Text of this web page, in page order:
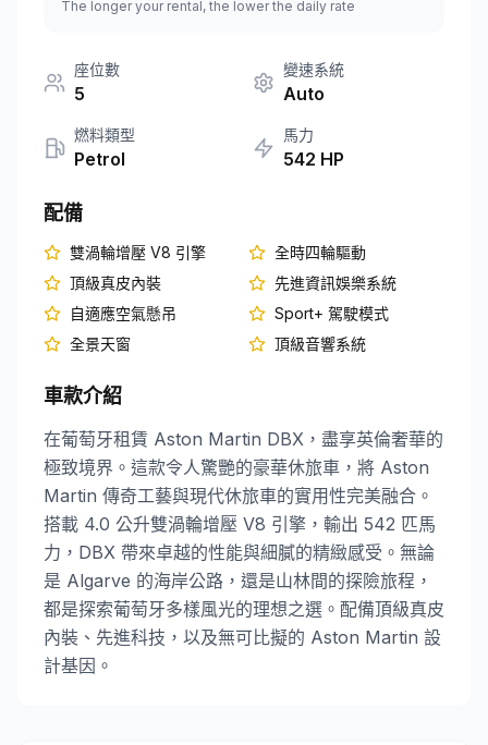
The longer your rental, the lower the daily rate
座位數
5
變速系統
Auto
燃料類型
Petrol
馬力
542 HP
配備
雙渦輪增壓 V8 引擎
全時四輪驅動
頂級真皮內裝
先進資訊娛樂系統
自適應空氣懸吊
Sport+ 駕駛模式
全景天窗
頂級音響系統
車款介紹
在葡萄牙租賃 Aston Martin DBX，盡享英倫奢華的
極致境界。這款令人驚艷的豪華休旅車，將 Aston
Martin 傳奇工藝與現代休旅車的實用性完美融合。
搭載 4.0 公升雙渦輪增壓 V8 引擎，輸出 542 匹馬
力，DBX 帶來卓越的性能與細膩的精緻感受。無論
是 Algarve 的海岸公路，還是山林間的探險旅程，
都是探索葡萄牙多樣風光的理想之選。配備頂級真皮
內裝、先進科技，以及無可比擬的 Aston Martin 設
計基因。